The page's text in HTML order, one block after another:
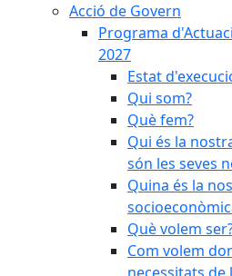
Acció de Govern
Programa
2027
Estat
Qui som?
Què fem?
Qui és la
són les seves
Quina és la
Què volem
Com volem